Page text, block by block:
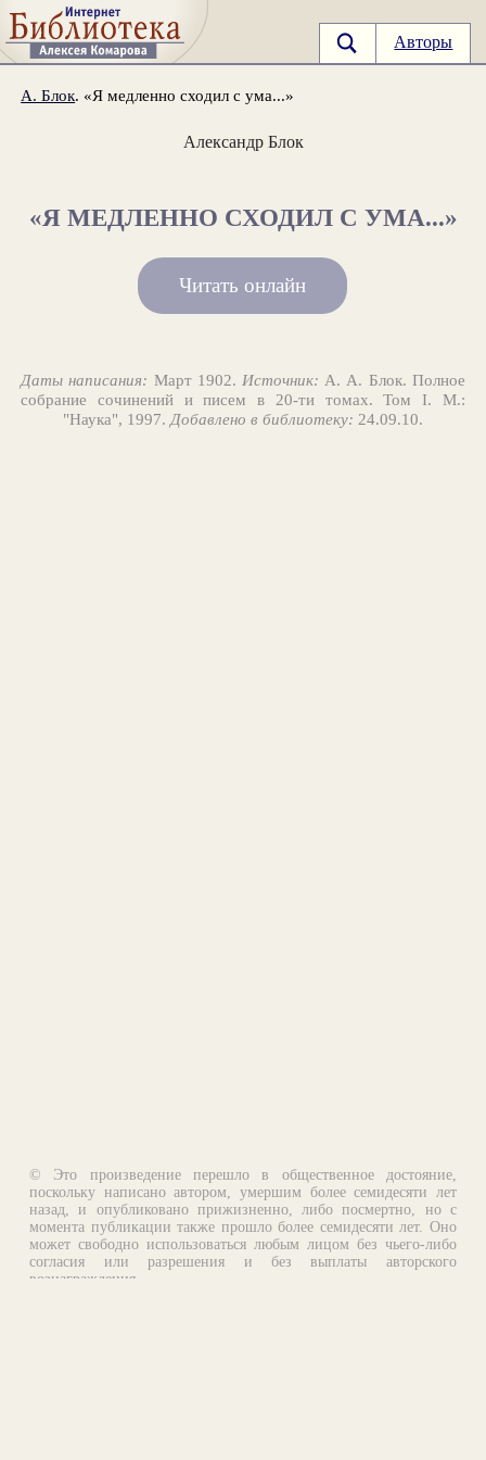
Авторы
А. Блок. «Я медленно сходил с ума...»
Александр Блок
«Я МЕДЛЕННО СХОДИЛ С УМА...»
Читать онлайн
Даты написания: Март 1902. Источник: А. А. Блок. Полное
собрание сочинений и писем в 20-ти томах. Том I. М.:
"Наука", 1997.Добавлено в библиотеку: 24.09.10.
© Это произведение перешло в общественное достояние,
поскольку написано автором, умершим более семидесяти лет
назад, и опубликовано прижизненно, либо посмертно, но с
момента публикации также прошло более семидесяти лет. Оно
может свободно использоваться любым лицом без чьего-либо
согласия или разрешения и без выплаты авторского
вознаграждения.